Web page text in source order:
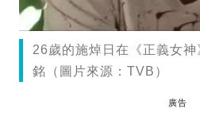
26歲的施焯日在《正義女
銘（圖片來源：TVB）
廣告